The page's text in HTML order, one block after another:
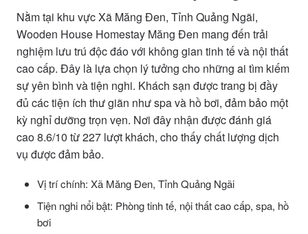
Nằm tại khu vực Xã Măng Đen, Tỉnh Quảng Ngãi,
Wooden House Homestay Măng Đen mang đến trải
nghiệm lưu trú độc đáo với không gian tinh tế và nội thất
cao cấp. Đây là lựa chọn lý tưởng cho những ai tìm kiếm
sự yên bình và tiện nghi. Khách sạn được trang bị đầy
đủ các tiện ích thư giãn như spa và hồ bơi, đảm bảo một
kỳ nghỉ dưỡng trọn vẹn. Nơi đây nhận được đánh giá
cao 8.6/10 từ 227 lượt khách, cho thấy chất lượng dịch
vụ được đảm bảo.
Vị trí chính: Xã Măng Đen, Tỉnh Quảng Ngãi
Tiện nghi nổi bật: Phòng tinh tế, nội thất cao cấp, spa, hồ
bơi